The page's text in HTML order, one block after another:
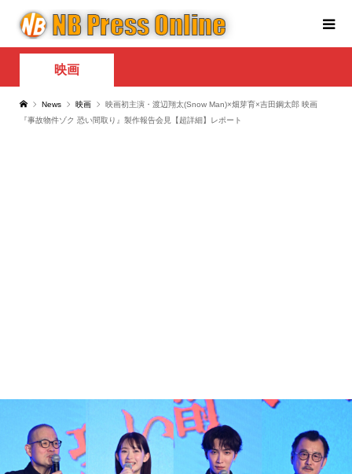
映画
News 映画
映画初主演・渡辺翔太(Snow Man)×畑芽育×吉田鋼太郎 映画
『事故物件ゾク 恐い間取り』製作報告会見【超詳細】レポート